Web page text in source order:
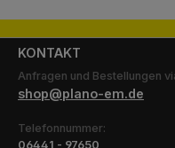
KONTAKT
Anfragen und Bestellungen
shop@plano-em.de
Telefonnummer:
06441 - 97650